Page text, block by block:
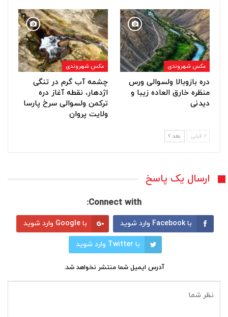
عکس شهروندی
دره بازوبالا ولسوالی ورس
منظره خارق العاده زیبا و
دیدنی
عکس شهروندی
چشمه آب گرم در تنگی
اژدهار، نقطه آغاز دره
ترکمن ولسوالی سرخ پارسا
ولایت پروان
قبلی بعد
ارسال یک پاسخ
Connect with:
با Facebook وارد شوید با Google وارد شوید
با Twitter وارد شوید
آدرس ایمیل شما منتشر نخواهد شد.